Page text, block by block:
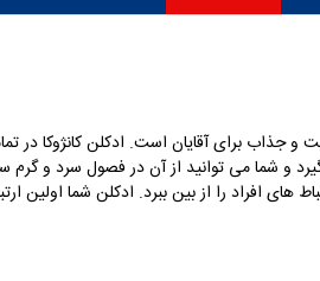
و جذاب برای آقایان است. ادکلنکانژوکا در
و شما می توانید از آن در فصول سرد و گرم
های افراد را از بین ببرد. ادکلن شما